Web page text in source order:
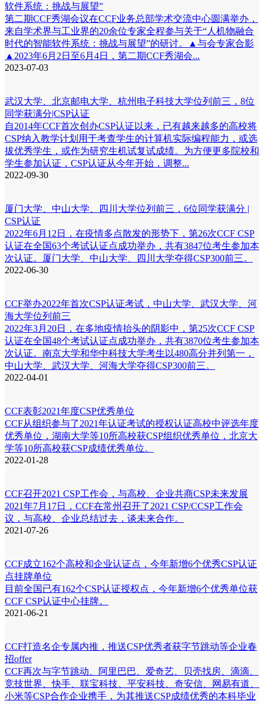
软件系统：挑战与展望”
第二期CCF秀湖会议在CCF业务总部学术交流中心圆满举办，
来自学术界与工业界的20余位专家全程参与关于“人机物融合
时代的智能软件系统：挑战与展望”的研讨。▲与会专家合影
▲2023年6月2日至6月4日，第二期CCF秀湖会...
2023-07-03
武汉大学、北京邮电大学、杭州电子科技大学位列前三，8位
同学获满分|CSP认证
自2014年CCF首次创办CSP认证以来，已有越来越多的高校将
CSP纳入教学计划用于考查学生的计算机实际编程能力，或选
拔优秀学生，或作为研究生机试复试成绩。为方便更多院校和
学生参加认证，CSP认证从今年开始，调整...
2022-09-30
厦门大学、中山大学、四川大学位列前三，6位同学获满分 |
CSP认证
2022年6月12日，在疫情多点散发的形势下，第26次CCF CSP
认证在全国63个考试认证点成功举办，共有3847位考生参加本
次认证。厦门大学、中山大学、四川大学夺得CSP300前三。
2022-06-30
CCF举办2022年首次CSP认证考试，中山大学、武汉大学、河
海大学位列前三
2022年3月20日，在多地疫情抬头的阴影中，第25次CCF CSP
认证在全国48个考试认证点成功举办，共有3870位考生参加本
次认证。南京大学和华中科技大学考生以480高分并列第一，
中山大学、武汉大学、河海大学夺得CSP300前三。
2022-04-01
CCF表彰2021年度CSP优秀单位
CCF从组织参与了2021年认证考试的授权认证高校中评选年度
优秀单位，湖南大学等10所高校获CSP组织优秀单位，北京大
学等10所高校获CSP成绩优秀单位。
2022-01-28
CCF召开2021 CSP工作会，与高校、企业共商CSP未来发展
2021年7月17日，CCF在常州召开了2021 CSP/CCSP工作会
议，与高校、企业总结过去，谈未来合作。
2021-07-26
CCF成立162个高校和企业认证点，今年新增6个优秀CSP认证
点挂牌单位
目前全国已有162个CSP认证授权点，今年新增6个优秀单位获
CCF CSP认证中心挂牌。
2021-06-21
CCF打造名企专属内推，推送CSP优秀者获字节跳动等企业春
招offer
CCF再次与字节跳动、阿里巴巴、爱奇艺、贝壳找房、滴滴、
竞技世界、快手、联宝科技、平安科技、奇安信、网易有道、
小米等CSP合作企业携手，为其推送CSP成绩优秀的本科毕业